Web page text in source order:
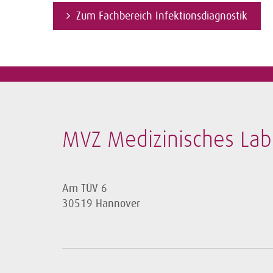
Zum Fachbereich Infektionsdiagnostik
MVZ Medizinisches
Am TÜV 6
30519 Hannover